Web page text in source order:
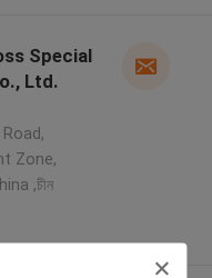
Special
Ltd.
Zone,
,চীন